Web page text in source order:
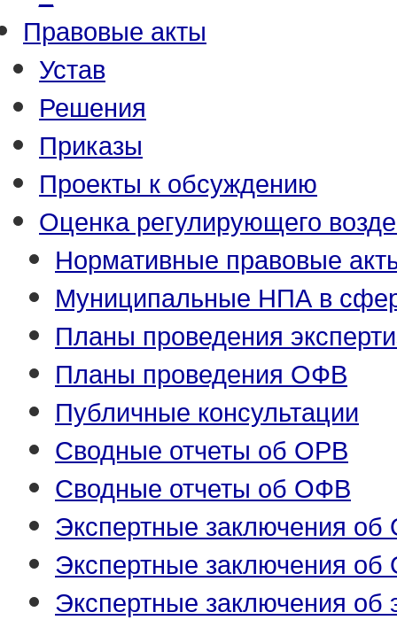
Правовые акты
Устав
Решения
Приказы
Проекты к обсуждению
Оценка регулирующего
Нормативные правовые
Муниципальные НПА в
Планы проведения
Планы проведения ОФВ
Публичные консультации
Сводные отчеты об ОРВ
Сводные отчеты об ОФВ
Экспертные заключения
Экспертные заключения
Экспертные заключения об